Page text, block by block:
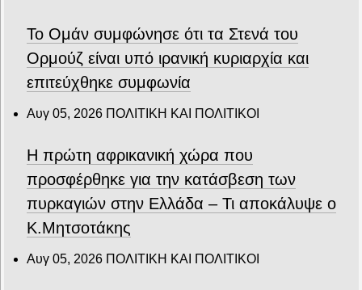
Το Ομάν συμφώνησε ότι τα Στενά του
Ορμούζ είναι υπό ιρανική κυριαρχία και
επιτεύχθηκε συμφωνία
Αυγ 05, 2026 ΠΟΛΙΤΙΚΗ ΚΑΙ ΠΟΛΙΤΙΚΟΙ
Η πρώτη αφρικανική χώρα που
προσφέρθηκε για την κατάσβεση των
πυρκαγιών στην Ελλάδα – Τι αποκάλυψε ο
Κ.Μητσοτάκης
Αυγ 05, 2026 ΠΟΛΙΤΙΚΗ ΚΑΙ ΠΟΛΙΤΙΚΟΙ